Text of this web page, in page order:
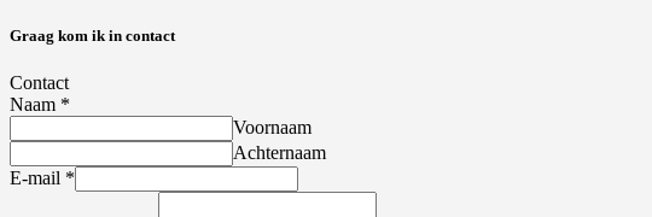
Graag kom ik in contact
Contact
Naam *
Voornaam
Achternaam
E-mail *